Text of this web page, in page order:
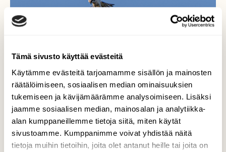
Tämä sivusto käyttää evästeitä
Käytämme evästeitä tarjoamamme sisällön ja mainosten
räätälöimiseen, sosiaalisen median ominaisuuksien
tukemiseen ja kävijämäärämme analysoimiseen. Lisäksi
jaamme sosiaalisen median, mainosalan ja analytiikka-
alan kumppaneillemme tietoja siitä, miten käytät
sivustoamme. Kumppanimme voivat yhdistää näitä
tietoja muihin tietoihin, joita olet antanut heille tai joita on
Kalasääski
Kalasääski (Pandion haliaetus)